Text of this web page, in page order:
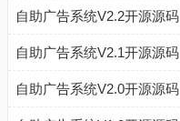
自助广告系统V2.2开源源码
自助广告系统V2.1开源源码
自助广告系统V2.0开源源码